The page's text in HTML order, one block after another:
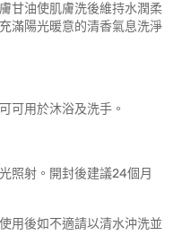
甘油使肌膚洗後維持水潤柔
滿陽光暖意的清香氣息洗淨
可用於沐浴及洗手。
照射。開封後建議24個月
用後如不適請以清水沖洗並